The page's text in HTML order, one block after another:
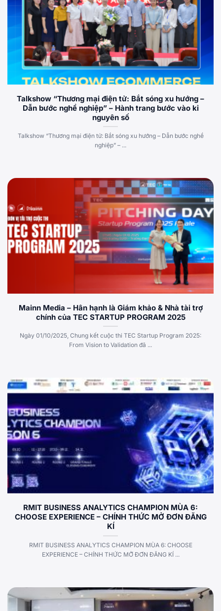
Talkshow “Thương mại điện tử: Bắt sóng xu hướng –
Dẫn bước nghề nghiệp” – Hành trang bước vào kỉ
nguyên số
Talkshow “Thương mại điện tử: Bắt sóng xu hướng – Dẫn bước nghề
nghiệp” – ...
Mainn Media – Hân hạnh là Giám khảo & Nhà tài trợ
chính của TEC STARTUP PROGRAM 2025
Ngày 01/10/2025, Chung kết cuộc thi TEC Startup Program 2025:
From Vision to Validation đã ...
RMIT BUSINESS ANALYTICS CHAMPION MÙA 6:
CHOOSE EXPERIENCE – CHÍNH THỨC MỞ ĐƠN ĐĂNG
KÍ
RMIT BUSINESS ANALYTICS CHAMPION MÙA 6: CHOOSE
EXPERIENCE – CHÍNH THỨC MỞ ĐƠN ĐĂNG KÍ ...